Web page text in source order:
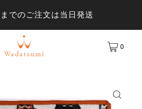
でのご注文は当日発送
0